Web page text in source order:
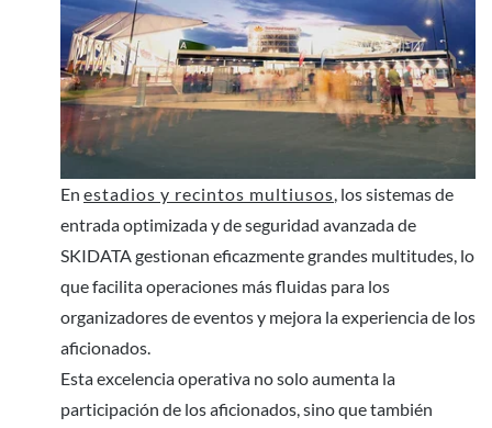
En estadios y recintos multiusos, los sistemas de
entrada optimizada y de seguridad avanzada de
SKIDATA gestionan eficazmente grandes multitudes, lo
que facilita operaciones más fluidas para los
organizadores de eventos y mejora la experiencia de los
aficionados.
Esta excelencia operativa no solo aumenta la
participación de los aficionados, sino que también